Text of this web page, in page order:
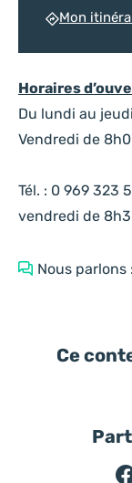
Horaires
Du lundi au
Vendredi de
Tél. : 0 969 323
vendredi de
Nous parlons
Mon
Ce